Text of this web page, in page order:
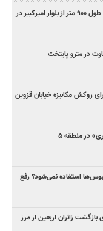
بهره‌برداری از سیستم آبیاری قطره‌ای به طول ۹۰۰ متر از بلوار امیرکبیر در
در مترو پایتخت
در منطقه ۵
استفاده نمی‌شود؟ رفع
بازگشت زائران اربعین از مرز